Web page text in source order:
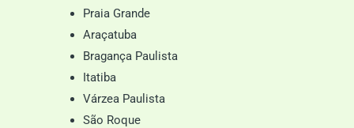
Praia Grande
Araçatuba
Bragança Paulista
Itatiba
Várzea Paulista
São Roque